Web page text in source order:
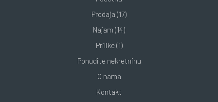
Prodaja (17)
Najam (14)
Prilike (1)
Ponudite nekretninu
O nama
Kontakt